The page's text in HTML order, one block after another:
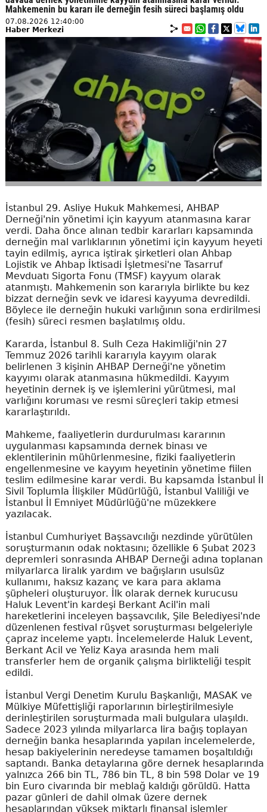
Mahkemenin bu kararı ile derneğin fesih süreci başlamış oldu
07.08.2026 12:40:00
Haber Merkezi
İstanbul 29. Asliye Hukuk Mahkemesi, AHBAP
Derneği'nin yönetimi için kayyum atanmasına karar
verdi. Daha önce alınan tedbir kararları kapsamında
derneğin mal varlıklarının yönetimi için kayyum heyeti
tayin edilmiş, ayrıca iştirak şirketleri olan Ahbap
Lojistik ve Ahbap İktisadi İşletmesi'ne Tasarruf
Mevduatı Sigorta Fonu (TMSF) kayyum olarak
atanmıştı. Mahkemenin son kararıyla birlikte bu kez
bizzat derneğin sevk ve idaresi kayyuma devredildi.
Böylece ile derneğin hukuki varlığının sona erdirilmesi
(fesih) süreci resmen başlatılmış oldu.
Kararda, İstanbul 8. Sulh Ceza Hakimliği'nin 27
Temmuz 2026 tarihli kararıyla kayyım olarak
belirlenen 3 kişinin AHBAP Derneği'ne yönetim
kayyımı olarak atanmasına hükmedildi. Kayyım
heyetinin dernek iş ve işlemlerini yürütmesi, mal
varlığını koruması ve resmi süreçleri takip etmesi
kararlaştırıldı.
Mahkeme, faaliyetlerin durdurulması kararının
uygulanması kapsamında dernek binası ve
eklentilerinin mühürlenmesine, fiziki faaliyetlerin
engellenmesine ve kayyım heyetinin yönetime fiilen
teslim edilmesine karar verdi. Bu kapsamda İstanbul İl
Sivil Toplumla İlişkiler Müdürlüğü, İstanbul Valiliği ve
İstanbul İl Emniyet Müdürlüğü'ne müzekkere
yazılacak.
İstanbul Cumhuriyet Başsavcılığı nezdinde yürütülen
soruşturmanın odak noktasını; özellikle 6 Şubat 2023
depremleri sonrasında AHBAP Derneği adına toplanan
milyarlarca liralık yardım ve bağışların usulsüz
kullanımı, haksız kazanç ve kara para aklama
şüpheleri oluşturuyor. İlk olarak dernek kurucusu
Haluk Levent'in kardeşi Berkant Acil'in mali
hareketlerini inceleyen başsavcılık, Şile Belediyesi'nde
düzenlenen festival rüşvet soruşturması belgeleriyle
çapraz inceleme yaptı. İncelemelerde Haluk Levent,
Berkant Acil ve Yeliz Kaya arasında hem mali
transferler hem de organik çalışma birlikteliği tespit
edildi.
İstanbul Vergi Denetim Kurulu Başkanlığı, MASAK ve
Mülkiye Müfettişliği raporlarının birleştirilmesiyle
derinleştirilen soruşturmada mali bulgulara ulaşıldı.
Sadece 2023 yılında milyarlarca lira bağış toplayan
derneğin banka hesaplarında yapılan incelemelerde,
hesap bakiyelerinin neredeyse tamamen boşaltıldığı
saptandı. Banka detaylarına göre dernek hesaplarında
yalnızca 266 bin TL, 786 bin TL, 8 bin 598 Dolar ve 19
bin Euro civarında bir meblağ kaldığı görüldü. Hatta
pazar günleri de dahil olmak üzere dernek
hesaplarından yüksek miktarlı finansal işlemler